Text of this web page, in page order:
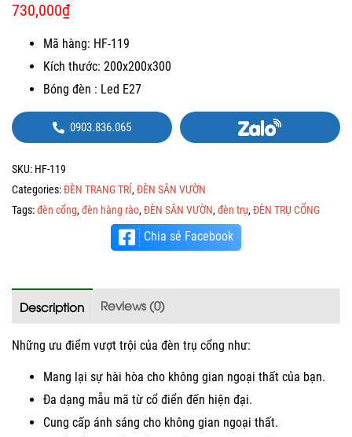
730,000₫
Mã hàng: HF-119
Kích thước: 200x200x300
Bóng đèn : Led E27
0903.836.065
SKU: HF-119
Categories:ĐÈN TRANG TRÍ, ĐÈN SÂN VƯỜN
Tags:đèn cổng, đèn hàng rào, ĐÈN SÂN VƯỜN, đèn trụ, ĐÈN TRỤ CỔNG
Chia sẻ Facebook
Description Reviews (0)
Những ưu điểm vượt trội của đèn trụ cổng như:
Mang lại sự hài hòa cho không gian ngoại thất của bạn.
Đa dạng mẫu mã từ cổ điển đến hiện đại.
Cung cấp ánh sáng cho không gian ngoại thất.